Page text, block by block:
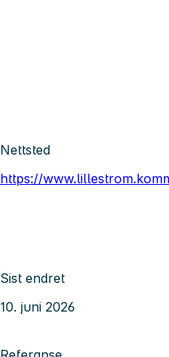
Nettsted
https://
Sist endret
10. juni 2026